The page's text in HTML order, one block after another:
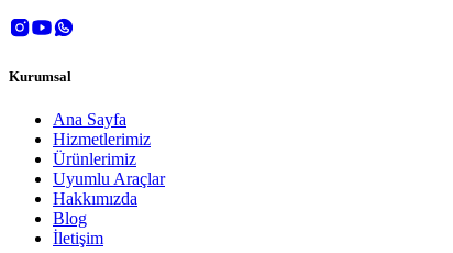
Kurumsal
Ana Sayfa
Hizmetlerimiz
Ürünlerimiz
Uyumlu Araçlar
Hakkımızda
Blog
İletişim